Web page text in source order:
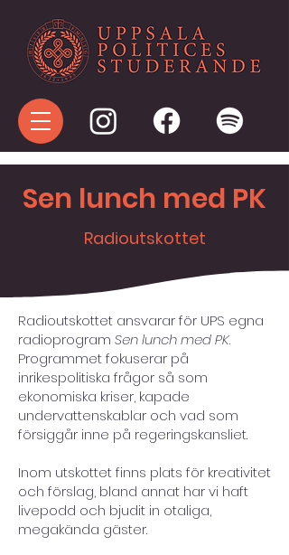
Sen lunch med PK
Radioutskottet
Radioutskottet ansvarar för UPS egna
radioprogram Sen lunch med PK.
Programmet fokuserar på
inrikespolitiska frågor så som
ekonomiska kriser, kapade
undervattenskablar och vad som
försiggår inne på regeringskansliet.
Inom utskottet finns plats för kreativitet
och förslag, bland annat har vi haft
livepodd och bjudit in otaliga,
megakända gäster.